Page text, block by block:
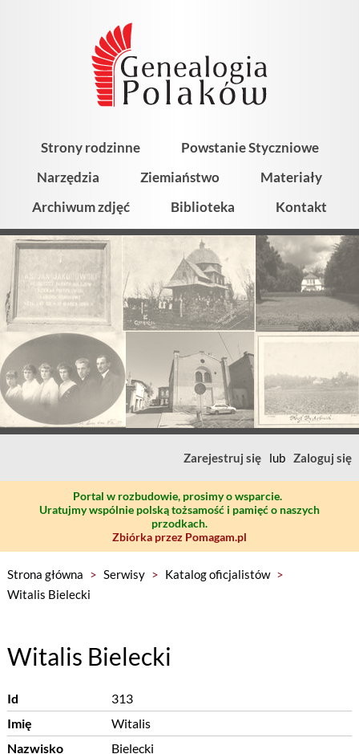
Strony rodzinne
Powstanie Styczniowe
Narzędzia
Ziemiaństwo
Materiały
Archiwum zdjęć
Biblioteka Kontakt
Zarejestruj się lub Zaloguj się
Portal w rozbudowie, prosimy o wsparcie.
Uratujmy wspólnie polską tożsamość i pamięć o naszych
przodkach.
Zbiórka przez Pomagam.pl
Strona główna > Serwisy > Katalog oficjalistów >
Witalis Bielecki
Witalis Bielecki
Id
313
Imię
Witalis
Nazwisko
Bielecki